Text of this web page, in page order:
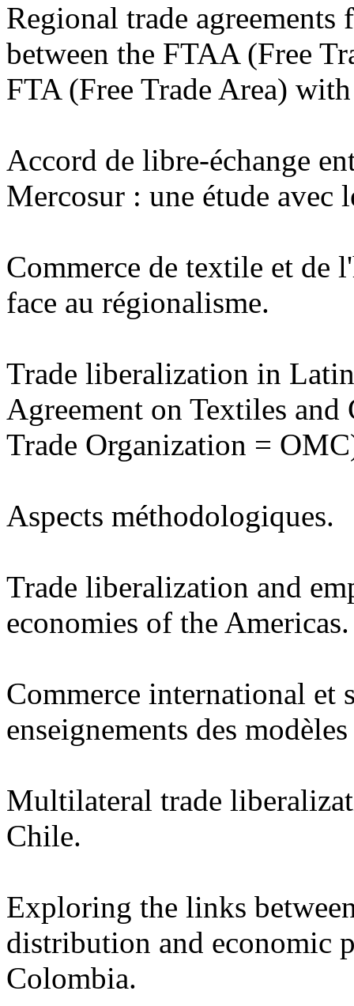
Regional trade
between the FTAA (Free
FTA (Free Trade Area)
Accord de libre-échange
Mercosur : une étude
Commerce de textile et de
face au régionalisme.
Trade liberalization in
Agreement on Textiles
Trade Organization =
Aspects méthodologiques.
Trade liberalization and
economies of the Americas.
Commerce international et
enseignements des
Multilateral trade
Chile.
Exploring the links
distribution and economic
Colombia.